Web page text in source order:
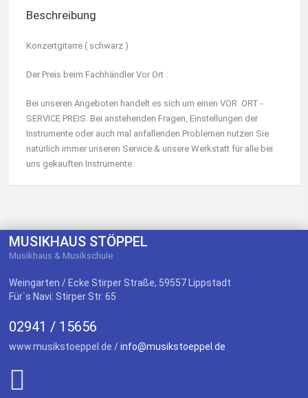
Beschreibung
Konzertgitarre ( schwarz )
Der Preis beim Fachhändler Vor Ort :
Bei unseren Angeboten handelt es sich um einen VOR ORT -
SERVICE PREIS. Bei anstehenden Fragen, Einstellungen der
Instrumente oder auch mal anfallenden Problemen nutzen Sie
natürlich immer unseren Service & unsere Werkstatt für alle bei
uns gekauften Instrumente.
MUSIKHAUS STÖPPEL
Musikhaus & Musikschule
Weingarten / Ecke Stirper Straße, 59557 Lippstadt
Für`s Navi: Stirper Str. 65
02941 / 15656
www.musikstoeppel.de /info@musikstoeppel.de